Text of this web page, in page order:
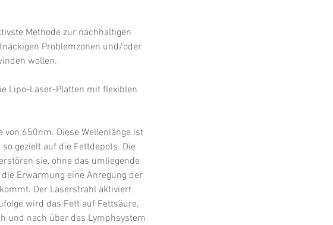
Methode zur nachhaltigen
Problemzonen und/oder
wollen.
Lipo-Laser-Platten mit flexiblen
650nm. Diese Wellenlänge ist
gezielt auf die Fettdepots. Die
sie, ohne das umliegende
Erwärmung eine Anregung der
Der Laserstrahl aktiviert
wird das Fett auf Fettsäure,
und nach über das Lymphsystem